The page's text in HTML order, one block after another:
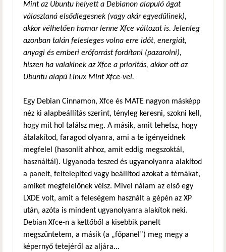
Mint az Ubuntu helyett a Debianon alapuló ágat
választaná elsődlegesnek (vagy akár egyedülinek),
akkor vélhetően hamar lenne Xfce változat is. Jelenleg
azonban talán felesleges volna erre időt, energiát,
anyagi és emberi erőforrást fordítani (pazarolni),
hiszen ha valakinek az Xfce a prioritás, akkor ott az
Ubuntu alapú Linux Mint Xfce-vel.
Egy Debian Cinnamon, Xfce és MATE nagyon másképp
néz ki alapbeállítás szerint, tényleg keresni, szokni kell,
hogy mit hol találsz meg. A másik, amit tehetsz, hogy
átalakítod, faragod olyanra, ami a te igényeidnek
megfelel (hasonlít ahhoz, amit eddig megszoktál,
használtál). Ugyanoda teszed és ugyanolyanra alakítod
a panelt, feltelepíted vagy beállítod azokat a témákat,
amiket megfelelőnek vélsz. Mivel nálam az első egy
LXDE volt, amit a feleségem használt a gépén az XP
után, azóta is mindent ugyanolyanra alakítok neki.
Debian Xfce-n a kettőből a kisebbik panelt
megszüntetem, a másik (a „főpanel”) meg megy a
képernyő tetejéről az aljára...